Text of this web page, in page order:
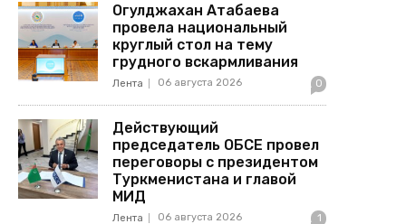
Огулджахан Атабаева
провела национальный
круглый стол на тему
грудного вскармливания
Лента 06 августа 2026 0
Действующий
председатель ОБСЕ провел
переговоры с президентом
Туркменистана и главой
МИД
Лента 06 августа 2026 1